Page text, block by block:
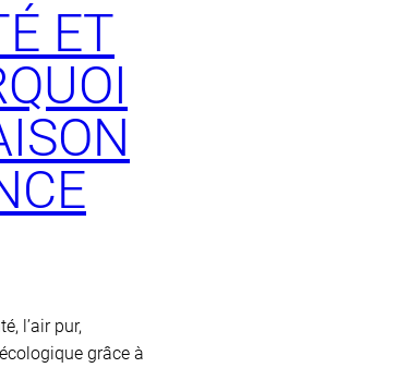
ET
l’air pur,
grâce à